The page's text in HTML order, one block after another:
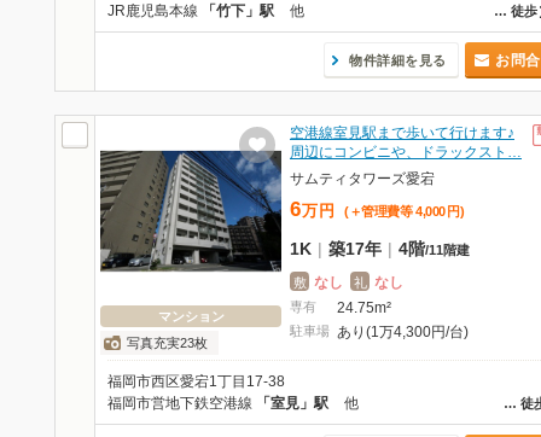
… 徒歩
JR鹿児島本線 「竹下」駅 他
物件詳細を見る お問
マンション
写真充実23枚
空港線室見駅まで歩いて行けます♪
周辺にコンビニや、ドラックスト…
サムティタワーズ愛宕
6万 円 (＋管理費等 4,000 円)
1K | 築17年 | 4階/11階建
敷 なし 礼 なし
専有 24.75m²
駐車場 あり(1万4,300円/台)
福岡市西区愛宕1丁目17-38
… 徒
福岡市営地下鉄空港線 「室見」駅 他